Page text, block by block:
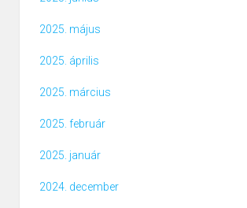
2025. május
2025. április
2025. március
2025. február
2025. január
2024. december